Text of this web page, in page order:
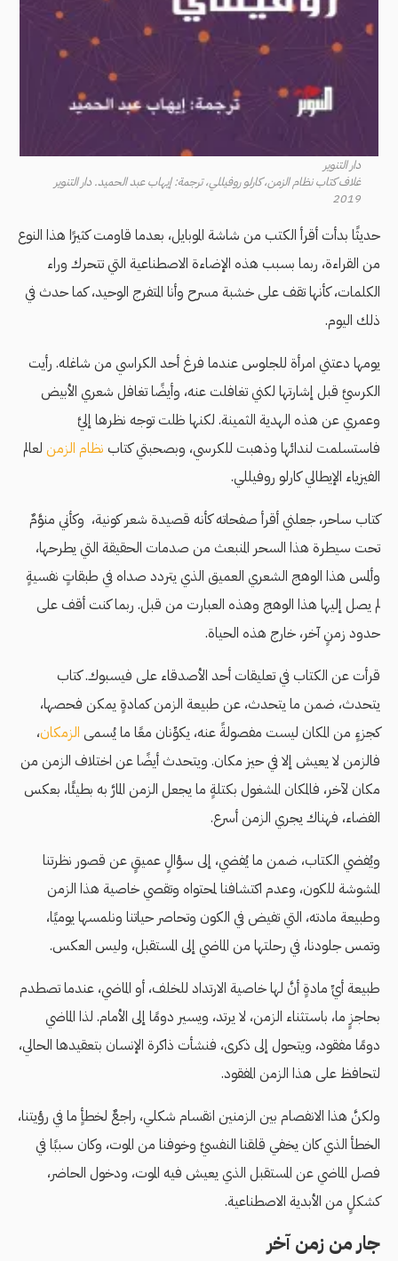
دار التنوير
غلاف كتاب نظام الزمن، كارلو روفيللي، ترجمة: إيهاب عبد الحميد. دار التنوير
2019
حديثًا بدأت أقرأ الكتب من شاشة الموبايل، بعدما قاومت كثيرًا هذا النوع
من القراءة، ربما بسبب هذه الإضاءة الاصطناعية التي تتحرك وراء
الكلمات، كأنها تقف على خشبة مسرح وأنا المتفرج الوحيد، كما حدث في
ذلك اليوم.
يومها دعتني امرأة للجلوس عندما فرغ أحد الكراسي من شاغله. رأيت
الكرسيَّ قبل إشارتها لكني تغافلت عنه، وأيضًا تغافل شعري الأبيض
وعمري عن هذه الهدية الثمينة. لكنها ظلت توجه نظرها إليَّ
فاستسلمت لندائها وذهبت للكرسي، وبصحبتي كتاب نظام الزمن لعالم
الفيزياء الإيطالي كارلو روفيللي.
كتاب ساحر، جعلني أقرأ صفحاته كأنه قصيدة شعر كونية، وكأني منوَّمٌ
تحت سيطرة هذا السحر المنبعث من صدمات الحقيقة التي يطرحها،
وألمس هذا الوهج الشعري العميق الذي يتردد صداه في طبقاتٍ نفسيةٍ
لم يصل إليها هذا الوهج وهذه العبارت من قبل. ربما كنت أقف على
حدود زمنٍ آخر، خارج هذه الحياة.
قرأت عن الكتاب في تعليقات أحد الأصدقاء على فيسبوك. كتاب
يتحدث، ضمن ما يتحدث، عن طبيعة الزمن كمادةٍ يمكن فحصها،
كجزءٍ من المكان ليست مفصولةً عنه، يكوِّنان معًا ما يُسمى الزمكان،
فالزمن لا يعيش إلا في حيز مكان. ويتحدث أيضًا عن اختلاف الزمن من
مكان لآخر، فالمكان المشغول بكتلةٍ ما يجعل الزمن المارَّ به بطيئًا، بعكس
الفضاء، فهناك يجري الزمن أسرع.
ويُفضي الكتاب، ضمن ما يُفضي، إلى سؤالٍ عميقٍ عن قصور نظرتنا
المشوشة للكون، وعدم اكتشافنا لمحتواه وتقصي خاصية هذا الزمن
وطبيعة مادته، التي تفيض في الكون وتحاصر حياتنا ونلمسها يوميًا،
وتمس جلودنا، في رحلتها من الماضي إلى المستقبل، وليس العكس.
طبيعة أيِّ مادةٍ أنَّ لها خاصية الارتداد للخلف، أو الماضي، عندما تصطدم
بحاجزٍ ما، باستثناء الزمن، لا يرتد، ويسير دومًا إلى الأمام. لذا الماضي
دومًا مفقود، ويتحول إلى ذكرى، فنشأت ذاكرة الإنسان بتعقيدها الحالي،
لتحافظ على هذا الزمن المفقود.
ولكنَّ هذا الانفصام بين الزمنين انقسام شكلي، راجعٌ لخطأٍ ما في رؤيتنا،
الخطأ الذي كان يخفي قلقنا النفسيَّ وخوفنا من الموت، وكان سببًا في
فصل الماضي عن المستقبل الذي يعيش فيه الموت، ودخول الحاضر،
كشكلٍ من الأبدية الاصطناعية.
جار من زمن آخر